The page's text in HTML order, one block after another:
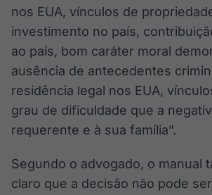
Broadcast
Fundos
A melhor
analisar
de
no Brasil
IA
Em breve
nos EUA, vínculos de
investimento no país,
ao país, bom caráter moral
ausência de antecedentes
residência legal nos EUA,
grau de dificuldade que a
requerente e à sua família”.
Segundo o advogado, o manual
claro que a decisão não pode